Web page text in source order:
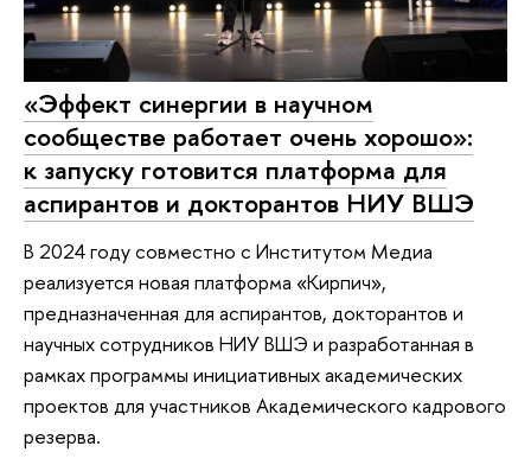
«Эффект синергии в научном
сообществе работает очень хорошо»:
к запуску готовится платформа для
аспирантов и докторантов НИУ ВШЭ
В 2024 году совместно с Институтом Медиа
реализуется новая платформа «‎Кирпич»,
предназначенная для аспирантов, докторантов и
научных сотрудников НИУ ВШЭ и разработанная в
рамках программы инициативных академических
проектов для участников Академического кадрового
резерва.